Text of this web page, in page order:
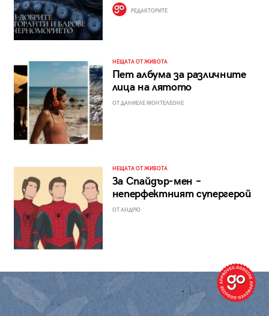
РЕДАКТОРИТЕ
НЕЩАТА ОТ ЖИВОТА
Пет албума за различните
лица на лятото
ОТ ДАНИЕЛЕ МОНТЕЛЕОНЕ
НЕЩАТА ОТ ЖИВОТА
За Спайдър-мен –
неперфектният супергерой
ОТ АНДРЮ